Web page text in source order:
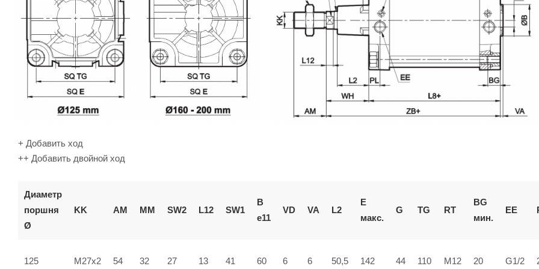
+ Добавить ход
++ Добавить двойной ход
Диаметр
поршня
Ø
KK AM ММ SW2 L12 SW1
В
e11
VD VA L2
E
макс.
G TG RT
BG
мин.
EE
125 M27x2 54 32 27 13 41 60 6 6 50,5 142 44 110 M12 20 G1/2